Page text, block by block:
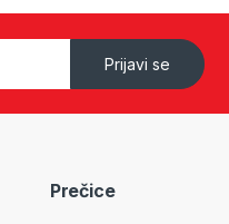
Prijavi se
Prečice